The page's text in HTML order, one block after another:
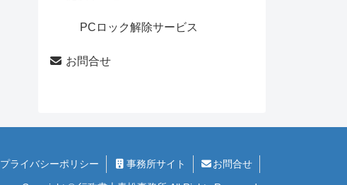
PCロック解除サービス
お問合せ
プライバシーポリシー 事務所サイト お問合せ